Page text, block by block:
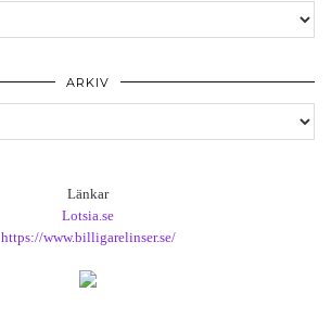
ARKIV
Länkar
Lotsia.se
https://www.billigarelinser.se/